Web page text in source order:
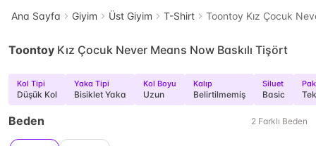
Ana Sayfa Giyim Üst Giyim T-Shirt Toontoy Kız Çocuk
Toontoy Kız Çocuk Never Means Now Baskılı Tişört
Kol Tipi
Düşük Kol
Yaka Tipi
Bisiklet Yaka
Kol Boyu
Uzun
Kalıp
Belirtilmemiş
Siluet
Basic
Beden 2 Farklı Beden